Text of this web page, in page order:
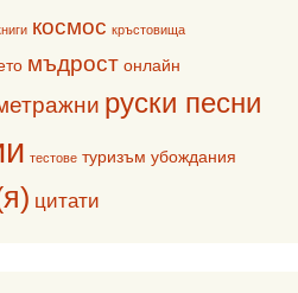
космос кръстовища
мъдрост онлайн
руски песни
тестове туризъм убождания
цитати